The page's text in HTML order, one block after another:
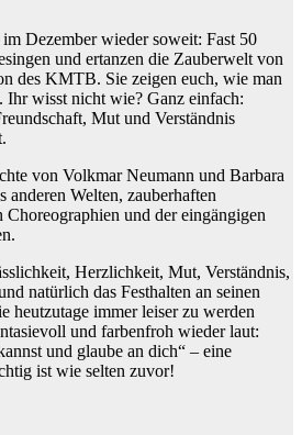
Dezember wieder soweit: Fast 50
und ertanzen die Zauberwelt von
des KMTB. Sie zeigen euch, wie man
Ihr wisst nicht wie? Ganz einfach:
Mut und Verständnis
von Volkmar Neumann und Barbara
anderen Welten, zauberhaften
Choreographien und der eingängigen
Herzlichkeit, Mut, Verständnis,
natürlich das Festhalten an seinen
heutzutage immer leiser zu werden
und farbenfroh wieder laut:
und glaube an dich“ – eine
ist wie selten zuvor!